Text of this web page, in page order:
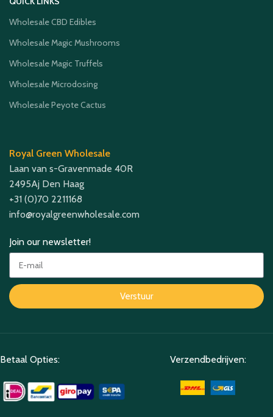
Wholesale CBD Edibles
Wholesale Magic Mushrooms
Wholesale Magic Truffels
Wholesale Microdosing
Wholesale Peyote Cactus
Royal Green Wholesale
Laan van s-Gravenmade 40R
2495Aj Den Haag
+31 (0)70 2211168
info@royalgreenwholesale.com
Join our newsletter!
Verstuur
Betaal Opties: Verzendbedrijven: